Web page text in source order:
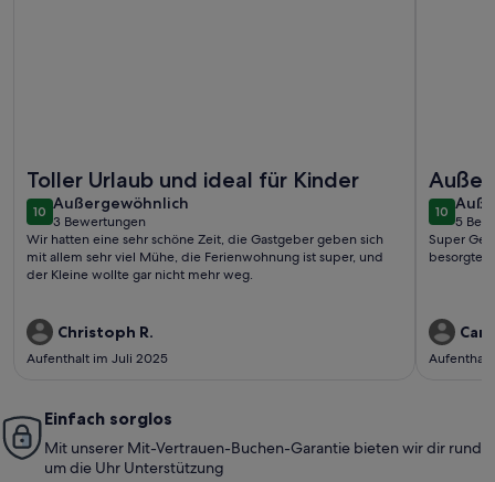
Toller Urlaub und ideal für Kinder
1010 von 10
Außergewöhnlich
außergewöhnlich
3 Bewertungen
(3
bewertungen)
Wir hatten eine sehr schöne Zeit, die Gastgeber geben sich
mit allem sehr viel Mühe, die Ferienwohnung ist super, und
der Kleine wollte gar nicht mehr weg.
Christoph R.
Aufenthalt im Juli 2025
1010 von
5
(5
Super Gegend, super Wohnung,
besorgte
Einfach sorglos
Mit unserer Mit-Vertrauen-Buchen-Garantie bieten wir dir rund
um die Uhr Unterstützung